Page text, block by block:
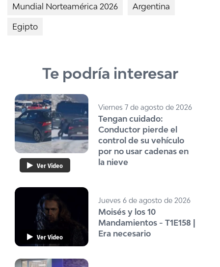
Mundial Norteamérica 2026 Argentina
Egipto
Te podría interesar
Ver Video
Viernes 7 de agosto de 2026
Tengan cuidado:
Conductor pierde el
control de su vehículo
por no usar cadenas en
la nieve
Ver Video
Jueves 6 de agosto de 2026
Moisés y los 10
Mandamientos - T1E158 |
Era necesario